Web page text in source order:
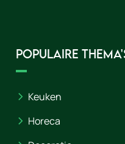
Populaire
Keuken
Horeca